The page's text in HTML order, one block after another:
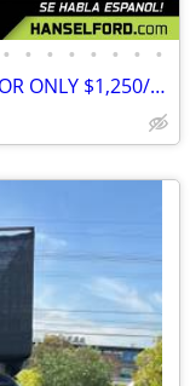
• • • • • • • •
2026 Ford F150 F 150 F-150 Tremor FOR ONLY $1,250/mo!